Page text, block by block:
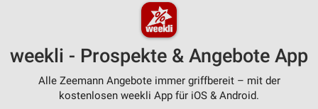
weekli - Prospekte & Angebote App
Alle Zeemann Angebote immer griffbereit – mit der
kostenlosen weekli App für iOS & Android.